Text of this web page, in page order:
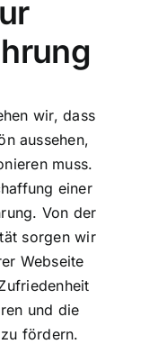
wir, dass
aussehen,
muss.
einer
Von der
sorgen wir
Webseite
und die
fördern.